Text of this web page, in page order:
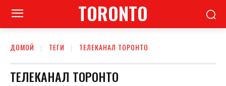
TORONTO
ДОМОЙ ТЕГИ ТЕЛЕКАНАЛ ТОРОНТО
ТЕЛЕКАНАЛ ТОРОНТО